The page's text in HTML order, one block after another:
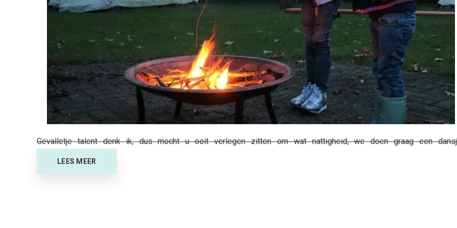
Gevalletje talent denk ik, dus mocht u ooit verlegen zitten om wat nattigheid, we doen graag een
LEES MEER